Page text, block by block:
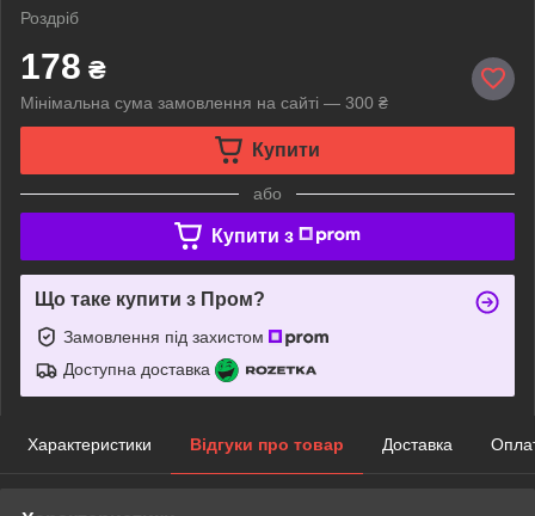
Роздріб
178 ₴
Мінімальна сума замовлення на сайті — 300 ₴
Купити
або
Купити з
Що таке купити з Пром?
Замовлення під захистом
Доступна доставка
Характеристики Відгуки про товар Доставка